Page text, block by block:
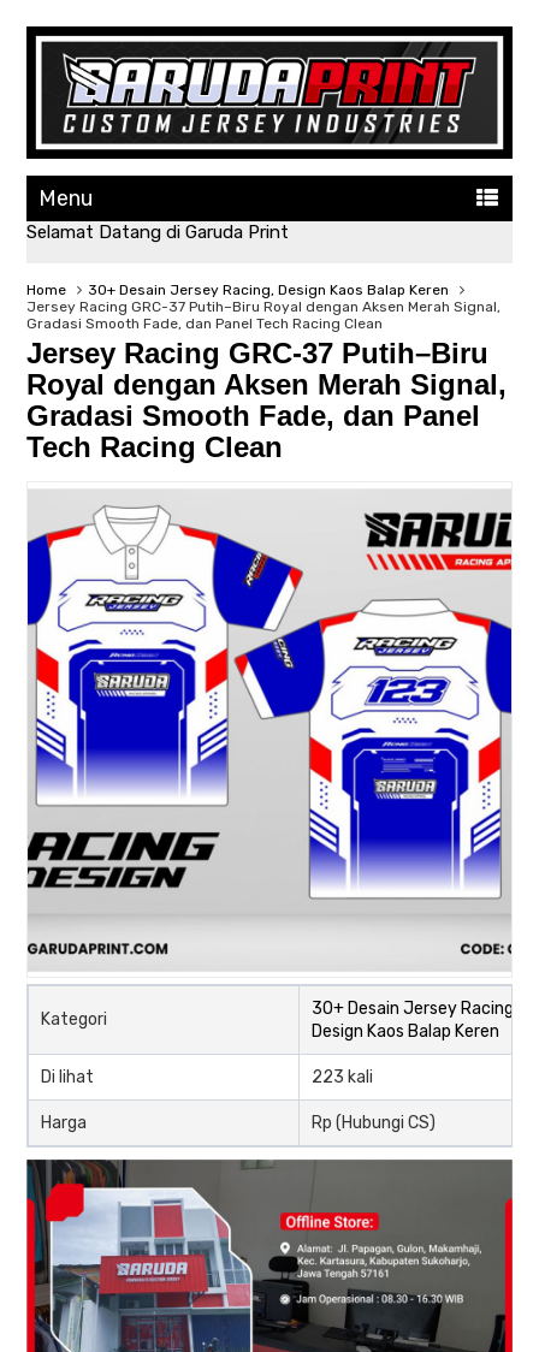
Menu
Selamat Datang di Garuda Print
Home
30+ Desain Jersey Racing, Design Kaos Balap Keren
Jersey Racing GRC-37 Putih–Biru Royal dengan Aksen Merah Signal,
Gradasi Smooth Fade, dan Panel Tech Racing Clean
Jersey Racing GRC-37 Putih–Biru
Royal dengan Aksen Merah Signal,
Gradasi Smooth Fade, dan Panel
Tech Racing Clean
Kategori
30+ Desain Jersey Racing,
Design Kaos Balap Keren
Di lihat 223 kali
Harga Rp (Hubungi CS)